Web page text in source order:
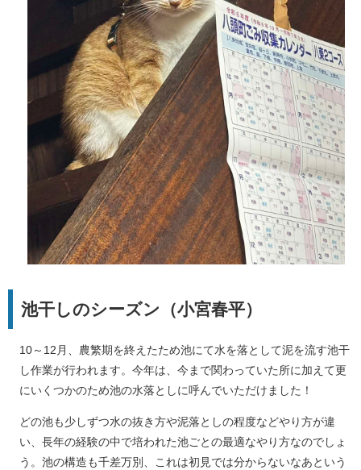
池干しのシーズン（小宮春平）
10～12月、農繁期を終えたため池にて水を落として泥を流す池干
し作業が行われます。今年は、今まで関わっていた所に加えて更
にいくつかのため池の水落としに呼んでいただけました！
どの池も少しずつ水の抜き方や泥落としの程度などやり方が違
い、長年の経験の中で培われた池ごとの最適なやり方なのでしょ
う。池の構造も千差万別、これは初見では分からないなあという